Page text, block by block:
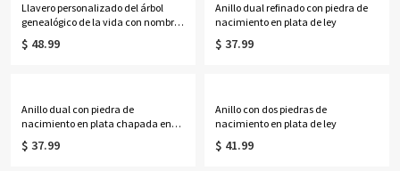
Llavero personalizado del árbol
genealógico de la vida con nombres
de 1 a 13 niños
$ 48.99
Anillo dual refinado con piedra de
nacimiento en plata de ley
$ 37.99
Anillo dual con piedra de
nacimiento en plata chapada en
oro rosa
$ 37.99
Anillo con dos piedras de
nacimiento en plata de ley
$ 41.99